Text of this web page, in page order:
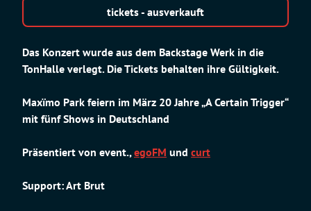
Das Konzert wurde aus dem Backstage Werk in die
TonHalle verlegt. Die Tickets behalten ihre Gültigkeit.
Maxïmo Park feiern im März 20 Jahre „A Certain Trigger“
mit fünf Shows in Deutschland
Präsentiert von event.,egoFM und curt
Support: Art Brut
tickets - ausverkauft